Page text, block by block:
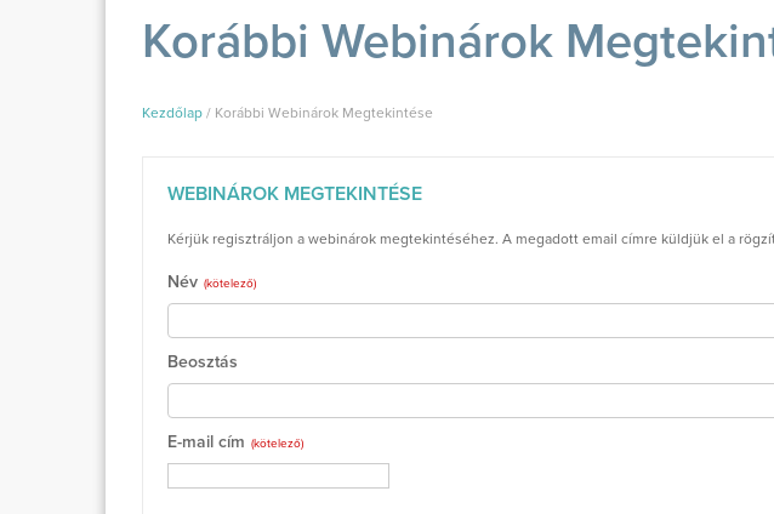
Korábbi Webinárok
Kezdőlap / Korábbi Webinárok Megtekintése
WEBINÁROK MEGTEKINTÉSE
Kérjük regisztráljon a webinárok megtekintéséhez. A megadott email címre küldjük el a
Név (kötelező)
Beosztás
E-mail cím (kötelező)